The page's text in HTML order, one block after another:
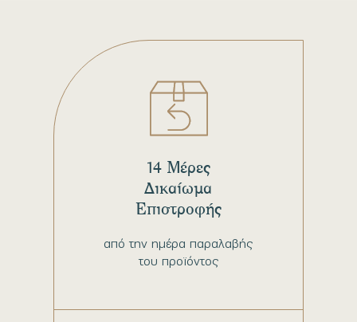
από την ημέρα παραλαβής
του προϊόντος
14 Μέρες
Δικαίωμα
Επιστροφής